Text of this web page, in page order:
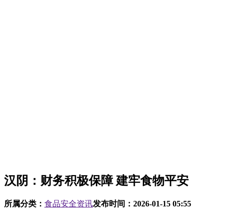
汉阴：财务积极保障 建牢食物平安
所属分类： 食品安全资讯发布时间： 2026-01-15 05:55